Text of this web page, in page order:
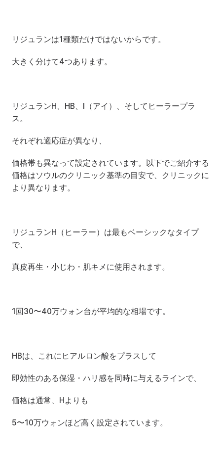
リジュランは1種類だけではないからです。
大きく分けて4つあります。
リジュランH、HB、I（アイ）、そしてヒーラープラ
ス。
それぞれ適応症が異なり、
価格帯も異なって設定されています。以下でご紹介する
価格はソウルのクリニック基準の目安で、クリニックに
より異なります。
リジュランH（ヒーラー）は最もベーシックなタイプ
で、
真皮再生・小じわ・肌キメに使用されます。
1回30〜40万ウォン台が平均的な相場です。
HBは、これにヒアルロン酸をプラスして
即効性のある保湿・ハリ感を同時に与えるラインで、
価格は通常、Hよりも
5〜10万ウォンほど高く設定されています。